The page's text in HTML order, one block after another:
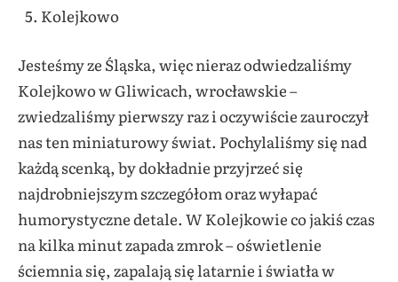
Kolejkowo
Jesteśmy ze Śląska, więc nieraz odwiedzaliśmy
Kolejkowo w Gliwicach, wrocławskie –
zwiedzaliśmy pierwszy raz i oczywiście zauroczył
nas ten miniaturowy świat. Pochylaliśmy się nad
każdą scenką, by dokładnie przyjrzeć się
najdrobniejszym szczegółom oraz wyłapać
humorystyczne detale. W Kolejkowie co jakiś czas
na kilka minut zapada zmrok – oświetlenie
ściemnia się, zapalają się latarnie i światła w